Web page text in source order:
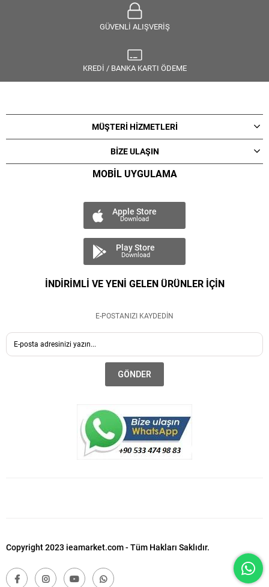
GÜVENLİ ALIŞVERİŞ
KREDİ / BANKA KARTI ÖDEME
MÜŞTERİ HİZMETLERİ
BİZE ULAŞIN
MOBİL UYGULAMA
Apple Store
Download
Play Store
Download
İNDİRİMLİ VE YENİ GELEN ÜRÜNLER İÇİN
E-POSTANIZI KAYDEDİN
GÖNDER
Copyright 2023 ieamarket.com - Tüm Hakları Saklıdır.